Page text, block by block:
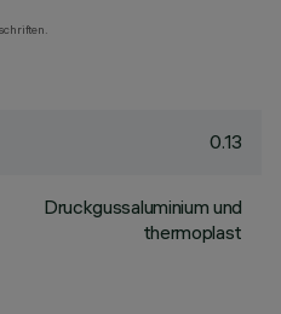
0.13
Druckgussaluminium und
thermoplast